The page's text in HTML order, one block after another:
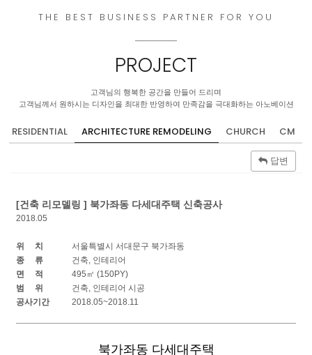
THE BEST BUSINESS PARTNER FOR YOU
PROJECT
고객님의 행복한 공간을 만들어 드리며
고객님께서 원하시는 디자인을 최대한 반영하여 만족감을 극대화하는 아노베이션
RESIDENTIAL ARCHITECTURE REMODELING CHURCH CM
답변
[건축 리모델링 ] 북가좌동 다세대주택 신축공사
2018.05
위 치
서울특별시 서대문구 북가좌동
종 류
건축, 인테리어
면 적
495㎡ (150PY)
범 위
건축, 인테리어 시공
공사기간
2018.05~2018.11
북가좌동 다세대주택